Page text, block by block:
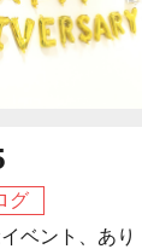
グ
ベント、あり